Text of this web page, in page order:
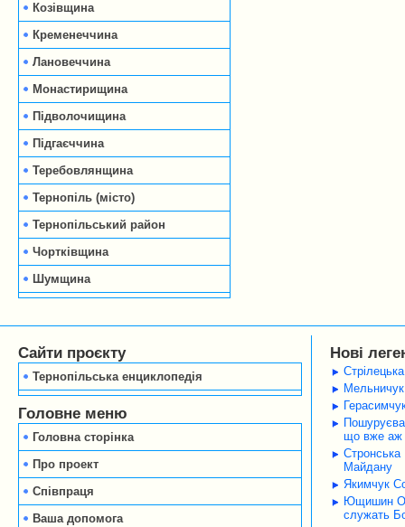
Козівщина
Кременеччина
Лановеччина
Монастирищина
Підволочищина
Підгаєччина
Теребовлянщина
Тернопіль (місто)
Тернопільський район
Чортківщина
Шумщина
Сайти проєкту
Тернопільська енциклопедія
Головне меню
Головна сторінка
Про проект
Співпраця
Ваша допомога
Нові
Мельничук
що вже аж
Стронська
Майдану
Якимчук
Ющишин
служать